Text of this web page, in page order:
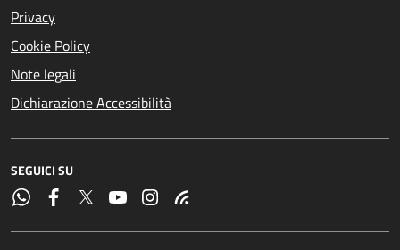
Privacy
Cookie Policy
Note legali
Dichiarazione Accessibilità
SEGUICI SU